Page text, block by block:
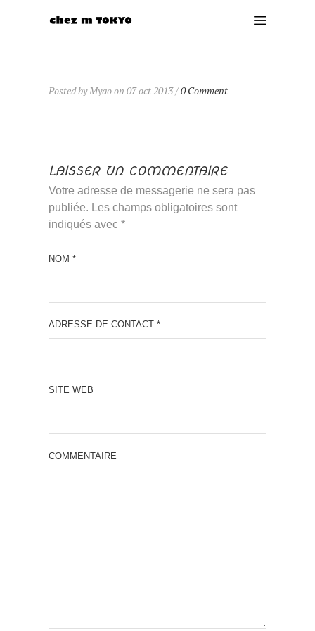
Posted by Myao on 07 oct 2013 /0 Comment
LAISSER UN COMMENTAIRE
Votre adresse de messagerie ne sera pas
publiée. Les champs obligatoires sont
indiqués avec *
NOM *
ADRESSE DE CONTACT *
SITE WEB
COMMENTAIRE